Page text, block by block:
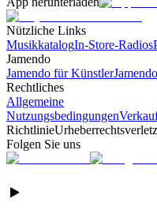
Nützliche Links
MusikkatalogIn-Store-Radios
Jamendo
Jamendo für Künstler
Rechtliches
Allgemeine
Nutzungsbedingungen
Richtlinie
Folgen Sie uns